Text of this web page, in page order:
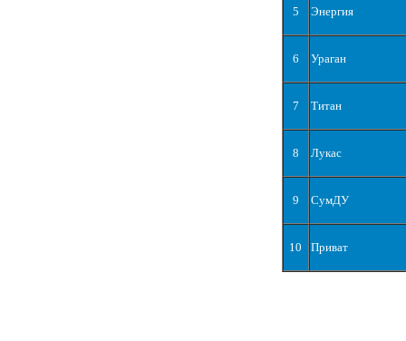
5 Энергия
6 Ураган
7 Титан
8 Лукас
9 СумДУ
10 Приват